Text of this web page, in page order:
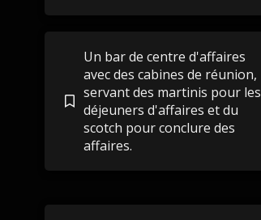
Un bar de centre d'affaires
avec des cabines de réunion,
servant des martinis pour les
déjeuners d'affaires et du
scotch pour conclure des
affaires.